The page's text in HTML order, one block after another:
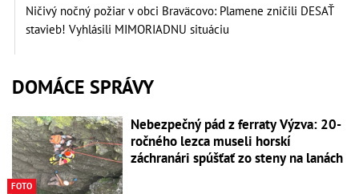
Ničivý nočný požiar v obci Braväcovo: Plamene zničili DESAŤ
stavieb! Vyhlásili MIMORIADNU situáciu
DOMÁCE SPRÁVY
FOTO
Nebezpečný pád z ferraty Výzva: 20-
ročného lezca museli horskí
záchranári spúšťať zo steny na lanách